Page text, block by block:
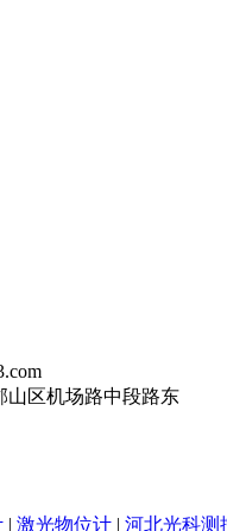
山区机场路中段路东
| 激光物位计 | 河北光科测